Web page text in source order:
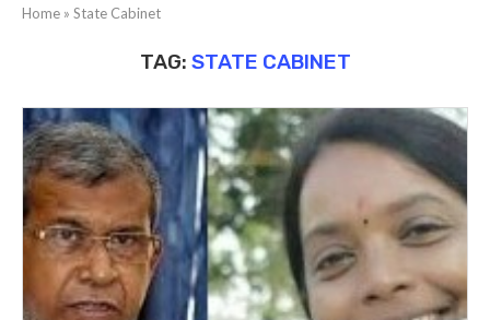
Home » State Cabinet
TAG: STATE CABINET